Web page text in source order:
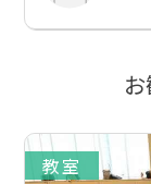
教室